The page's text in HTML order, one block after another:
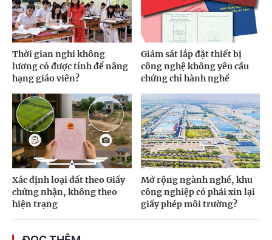
Thời gian nghỉ không
lương có được tính để nâng
hạng giáo viên?
Giám sát lắp đặt thiết bị
công nghệ không yêu cầu
chứng chỉ hành nghề
Xác định loại đất theo Giấy
chứng nhận, không theo
hiện trạng
Mở rộng ngành nghề, khu
công nghiệp có phải xin lại
giấy phép môi trường?